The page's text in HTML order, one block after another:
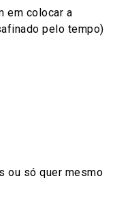
em colocar a
pelo tempo)
ou só quer mesmo